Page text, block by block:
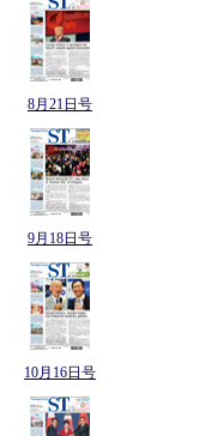
8月21日号
9月18日号
10月16日号